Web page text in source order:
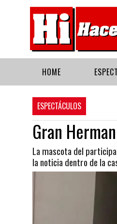
HOME
ESPECTÁCULOS
Gran
La mascota del
la noticia dentro de la